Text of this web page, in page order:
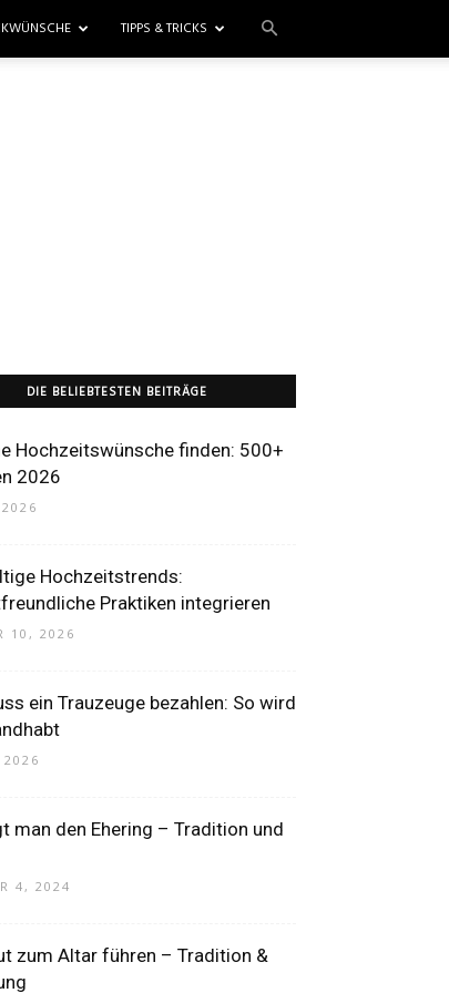
TIPPS & TRICKS
DIE BELIEBTESTEN BEITRÄGE
Hochzeitswünsche finden: 500+
2026
Hochzeitstrends:
Praktiken integrieren
10, 2026
ein Trauzeuge bezahlen: So wird
man den Ehering – Tradition und
4, 2024
zum Altar führen – Tradition &